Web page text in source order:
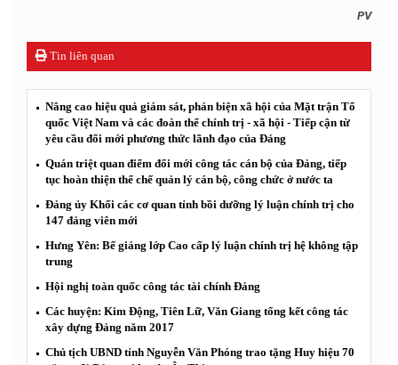
PV
Tin liên quan
Nâng cao hiệu quả giám sát, phản biện xã hội của Mặt trận Tổ
quốc Việt Nam và các đoàn thể chính trị - xã hội - Tiếp cận từ
yêu cầu đổi mới phương thức lãnh đạo của Đảng
Quán triệt quan điểm đổi mới công tác cán bộ của Đảng, tiếp
tục hoàn thiện thể chế quản lý cán bộ, công chức ở nước ta
Đảng ủy Khối các cơ quan tỉnh bồi dưỡng lý luận chính trị cho
147 đảng viên mới
Hưng Yên: Bế giảng lớp Cao cấp lý luận chính trị hệ không tập
trung
Hội nghị toàn quốc công tác tài chính Đảng
Các huyện: Kim Động, Tiên Lữ, Văn Giang tổng kết công tác
xây dựng Đảng năm 2017
Chủ tịch UBND tỉnh Nguyễn Văn Phóng trao tặng Huy hiệu 70